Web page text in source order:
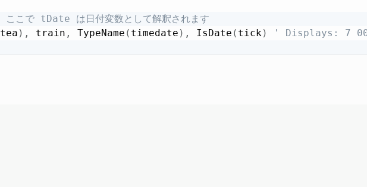
ここで tDate は日付変数として解釈されます
tea ) , train , TypeName ( timedate ) , IsDate ( tick)
' Displays: 7